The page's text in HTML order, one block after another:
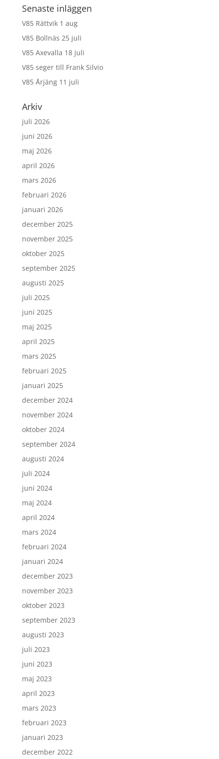
Senaste inläggen
V85 Rättvik 1 aug
V85 Bollnäs 25 juli
V85 Axevalla 18 juli
V85 seger till Frank Silvio
V85 Årjäng 11 juli
Arkiv
juli 2026
juni 2026
maj 2026
april 2026
mars 2026
februari 2026
januari 2026
december 2025
november 2025
oktober 2025
september 2025
augusti 2025
juli 2025
juni 2025
maj 2025
april 2025
mars 2025
februari 2025
januari 2025
december 2024
november 2024
oktober 2024
september 2024
augusti 2024
juli 2024
juni 2024
maj 2024
april 2024
mars 2024
februari 2024
januari 2024
december 2023
november 2023
oktober 2023
september 2023
augusti 2023
juli 2023
juni 2023
maj 2023
april 2023
mars 2023
februari 2023
januari 2023
december 2022